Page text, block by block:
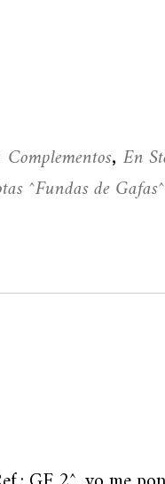
Complementos,En
^Fundas de Gafas^